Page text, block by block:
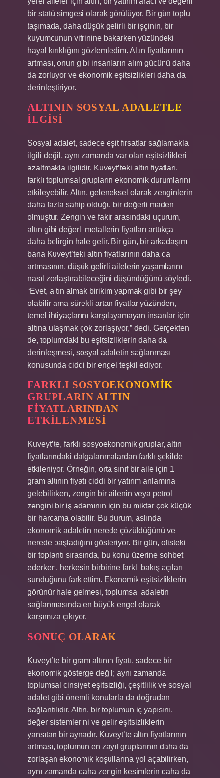
bir statü simgesi olarak görülüyor. Bir gün toplu
taşımada, daha düşük gelirli bir işçinin, bir
kuyumcunun vitrinine bakarken yüzündeki
hayal kırıklığını gözlemledim. Altın fiyatlarının
artması, onun gibi insanların alım gücünü daha
da zorluyor ve ekonomik eşitsizlikleri daha da
derinleştiriyor.
ALTININ SOSYAL ADALETLE
İLGISI
Sosyal adalet, sadece eşit fırsatlar sağlamakla
ilgili değil, aynı zamanda var olan eşitsizlikleri
azaltmakla ilgilidir. Kuveyt’teki altın fiyatları,
farklı toplumsal grupların ekonomik durumlarını
etkileyebilir. Altın, geleneksel olarak zenginlerin
daha fazla sahip olduğu bir değerli maden
olmuştur. Zengin ve fakir arasındaki uçurum,
altın gibi değerli metallerin fiyatları arttıkça
daha belirgin hale gelir. Bir gün, bir arkadaşım
bana Kuveyt’teki altın fiyatlarının daha da
artmasının, düşük gelirli ailelerin yaşamlarını
nasıl zorlaştırabileceğini düşündüğünü söyledi.
“Evet, altın almak birikim yapmak gibi bir şey
olabilir ama sürekli artan fiyatlar yüzünden,
temel ihtiyaçlarını karşılayamayan insanlar için
altına ulaşmak çok zorlaşıyor,” dedi. Gerçekten
de, toplumdaki bu eşitsizliklerin daha da
derinleşmesi, sosyal adaletin sağlanması
konusunda ciddi bir engel teşkil ediyor.
FARKLI SOSYOEKONOMIK
GRUPLARIN ALTIN
FIYATLARINDAN
ETKILENMESI
Kuveyt’te, farklı sosyoekonomik gruplar, altın
fiyatlarındaki dalgalanmalardan farklı şekilde
etkileniyor. Örneğin, orta sınıf bir aile için 1
gram altının fiyatı ciddi bir yatırım anlamına
gelebilirken, zengin bir ailenin veya petrol
zengini bir iş adamının için bu miktar çok küçük
bir harcama olabilir. Bu durum, aslında
ekonomik adaletin nerede çözüldüğünü ve
nerede başladığını gösteriyor. Bir gün, ofisteki
bir toplantı sırasında, bu konu üzerine sohbet
ederken, herkesin birbirine farklı bakış açıları
sunduğunu fark ettim. Ekonomik eşitsizliklerin
görünür hale gelmesi, toplumsal adaletin
sağlanmasında en büyük engel olarak
karşımıza çıkıyor.
SONUÇ OLARAK
Kuveyt’te bir gram altının fiyatı, sadece bir
ekonomik gösterge değil; aynı zamanda
toplumsal cinsiyet eşitsizliği, çeşitlilik ve sosyal
adalet gibi önemli konularla da doğrudan
bağlantılıdır. Altın, bir toplumun iç yapısını,
değer sistemlerini ve gelir eşitsizliklerini
yansıtan bir aynadır. Kuveyt’te altın fiyatlarının
artması, toplumun en zayıf gruplarının daha da
zorlaşan ekonomik koşullarına yol açabilirken,
aynı zamanda daha zengin kesimlerin daha da